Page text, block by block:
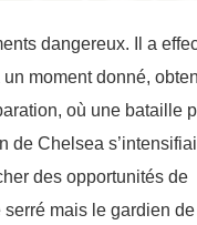
dangereux. Il a
moment donné,
où une bataille
de Chelsea
des opportunités de
serré mais le gardien de